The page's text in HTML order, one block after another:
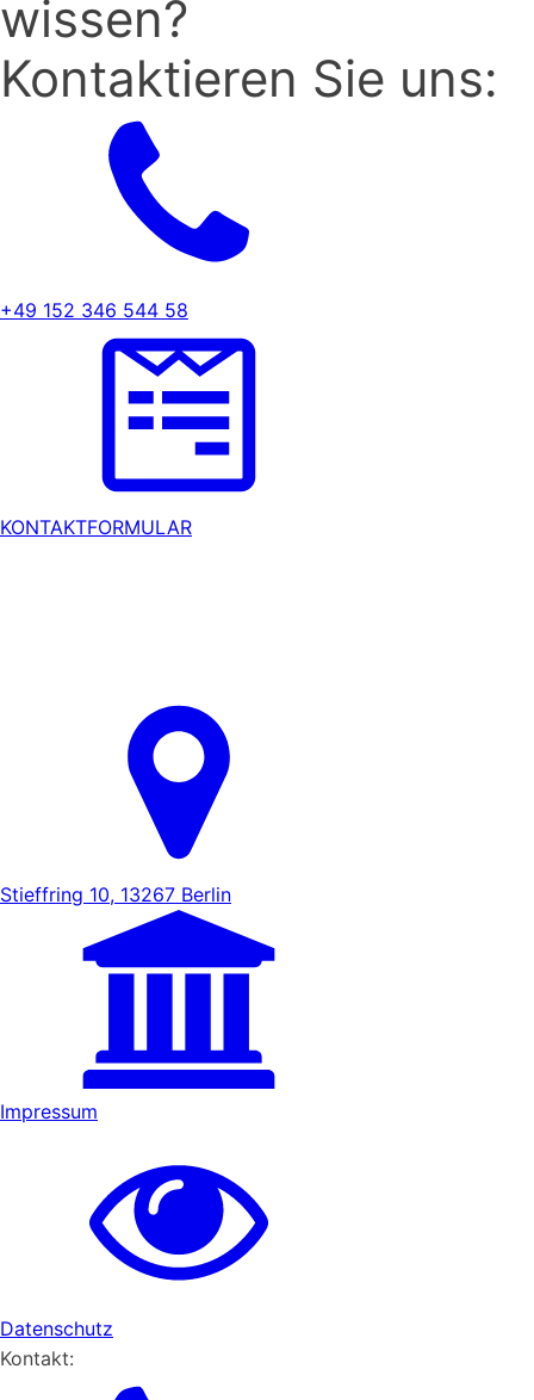
wissen?
Kontaktieren Sie uns:
+49 152 346 544 58
KONTAKTFORMULAR
Stieffring 10, 13267 Berlin
Impressum
Datenschutz
Kontakt: